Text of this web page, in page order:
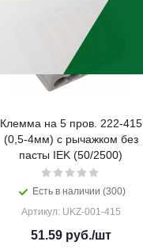
Клемма на 5 пров. 222-415
(0,5-4мм) с рычажком без
пасты IEK (50/2500)
Есть в наличии (300)
Артикул: UKZ-001-415
51.59руб./шт